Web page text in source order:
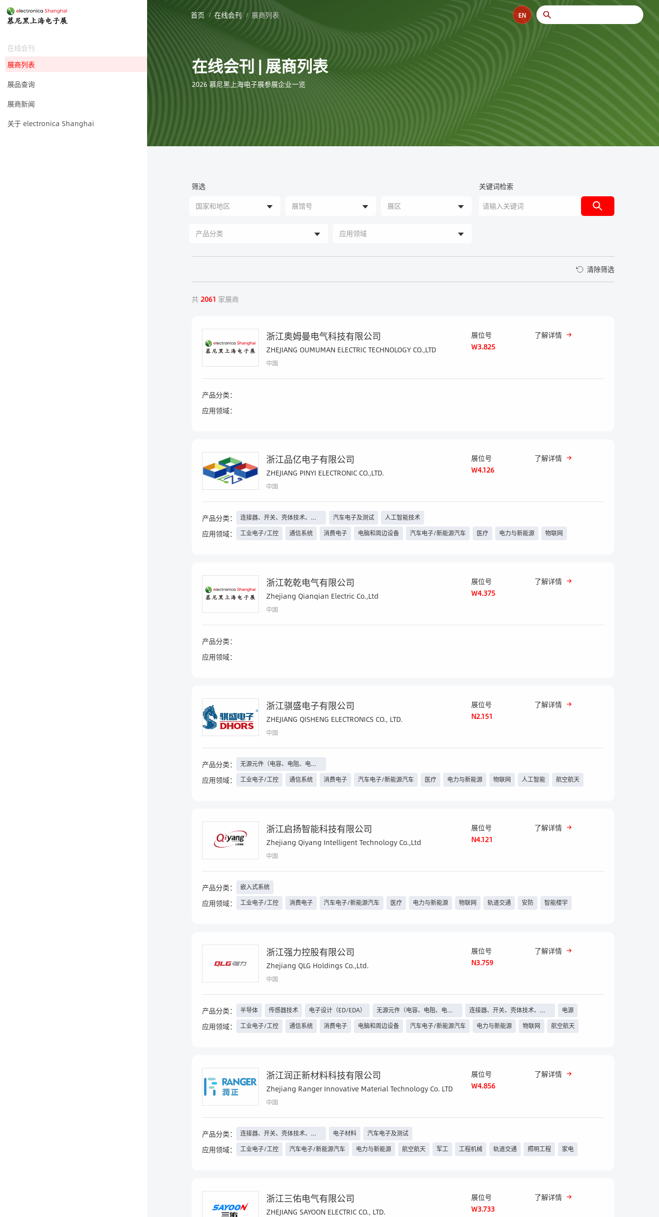
EN
在线会刊
展商列表
展品查询
展商新闻
关于 electronica Shanghai
在线会刊 | 展商列表
2026 慕尼黑上海电子展参展企业一览
首页 在线会刊 展商列表
筛选 关键词检索
清除筛选
共2061 家展商
浙江奥姆曼电气科技有限公司
ZHEJIANG OUMUMAN ELECTRIC TECHNOLOGY CO.,LTD
中国
展位号
W3.825
了解详情
产品分类：
应用领域：
浙江品亿电子有限公司
ZHEJIANG PINYI ELECTRONIC CO.,LTD.
中国
展位号
W4.126
了解详情
产品分类：
连接器、开关、壳体技术、线
汽车电子及测试 人工智能技术
应用领域： 工业电子/工控 通信系统 消费电子 电脑和周边设备 汽车电子/新能源汽车 医疗 电力与新能源
物联网
浙江乾乾电气有限公司
Zhejiang Qianqian Electric Co.,Ltd
中国
展位号
W4.375
了解详情
产品分类：
应用领域：
浙江骐盛电子有限公司
ZHEJIANG QISHENG ELECTRONICS CO., LTD.
中国
展位号
N2.151
了解详情
产品分类：
无源元件（电容、电阻、电感
应用领域： 工业电子/工控 通信系统 消费电子 汽车电子/新能源汽车 医疗 电力与新能源 物联网 人工智能
航空航天
浙江启扬智能科技有限公司
Zhejiang Qiyang Intelligent Technology Co.,Ltd
中国
展位号
N4.121
了解详情
产品分类： 嵌入式系统
应用领域： 工业电子/工控 消费电子 汽车电子/新能源汽车 医疗 电力与新能源 物联网 轨道交通 安防 智能楼宇
浙江强力控股有限公司
Zhejiang QLG Holdings Co.,Ltd.
中国
展位号
N3.759
了解详情
产品分类： 半导体 传感器技术 电子设计（ED/EDA）
无源元件（电容、电阻、电感
连接器、开关、壳体技术、线
电源
PCB、其他电路载体
组件及子系统 汽车电子及测试 人工智能技术 信息采集及服务
应用领域： 工业电子/工控 通信系统 消费电子 电脑和周边设备 汽车电子/新能源汽车 电力与新能源 物联网
航空航天
浙江润正新材料科技有限公司
Zhejiang Ranger Innovative Material Technology Co. LTD
中国
展位号
W4.856
了解详情
产品分类：
连接器、开关、壳体技术、线
电子材料 汽车电子及测试
应用领域： 工业电子/工控 汽车电子/新能源汽车 电力与新能源 航空航天 军工 工程机械 轨道交通 照明工程 家电
浙江三佑电气有限公司
ZHEJIANG SAYOON ELECTRIC CO., LTD.
展位号
W3.733
了解详情